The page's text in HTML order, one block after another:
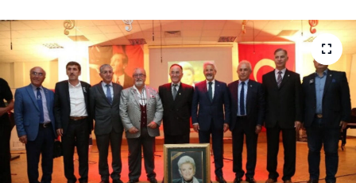
SAĞLIK
TV REHBERİ